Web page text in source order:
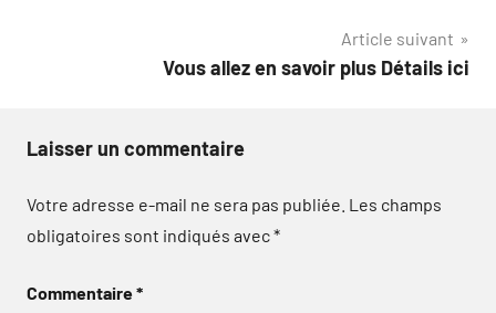
Article suivant
Vous allez en savoir plus Détails ici
Laisser un commentaire
Votre adresse e-mail ne sera pas publiée. Les champs
obligatoires sont indiqués avec*
Commentaire*